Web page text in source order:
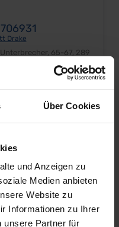
Über Cookies
und Anzeigen zu
Medien anbieten
Website zu
Informationen zu Ihrer
unsere Partner für
Drake
65-67, 289
Stück Einbauort: Zündverteiler
€*
65-67, 6